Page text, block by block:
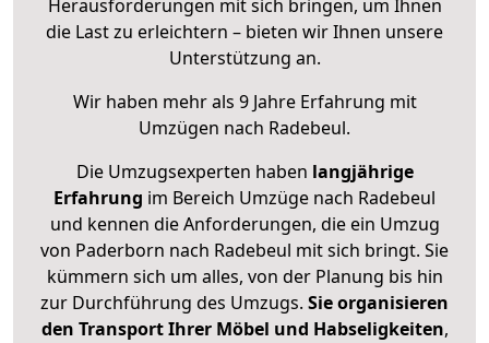
Herausforderungen mit sich bringen, um Ihnen
die Last zu erleichtern – bieten wir Ihnen unsere
Unterstützung an.
Wir haben mehr als 9 Jahre Erfahrung mit
Umzügen nach Radebeul.
Die Umzugsexperten haben langjährige
Erfahrung im Bereich Umzüge nach Radebeul
und kennen die Anforderungen, die ein Umzug
von Paderborn nach Radebeul mit sich bringt. Sie
kümmern sich um alles, von der Planung bis hin
zur Durchführung des Umzugs. Sie organisieren
den Transport Ihrer Möbel und Habseligkeiten,